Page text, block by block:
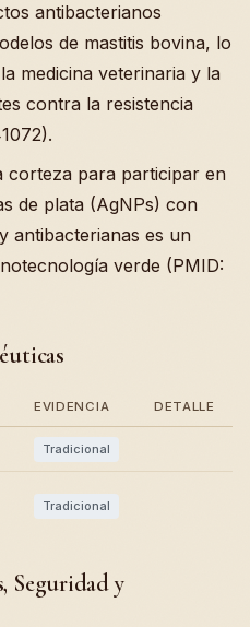
antibacterianos
de mastitis bovina, lo
medicina veterinaria y la
contra la resistencia
corteza para participar en
de plata (AgNPs) con
antibacterianas es un
verde (PMID:
EVIDENCIA DETALLE
Tradicional
Tradicional
Seguridad y